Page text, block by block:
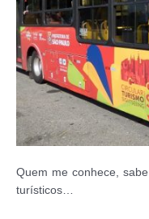
Quem me conhece,
turísticos…